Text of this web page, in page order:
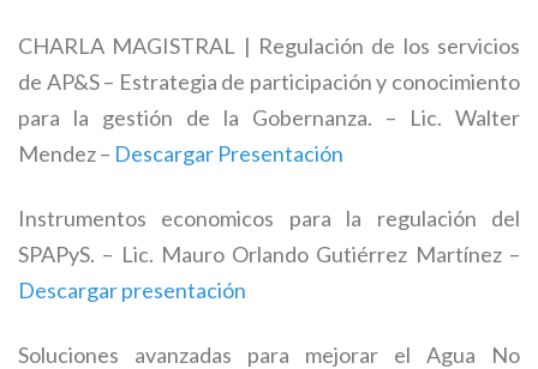
CHARLA MAGISTRAL | Regulación de los servicios
de AP&S – Estrategia de participación y conocimiento
para la gestión de la Gobernanza. – Lic. Walter
Mendez – Descargar Presentación
Instrumentos economicos para la regulación del
SPAPyS. – Lic. Mauro Orlando Gutiérrez Martínez –
Descargar presentación
Soluciones avanzadas para mejorar el Agua No